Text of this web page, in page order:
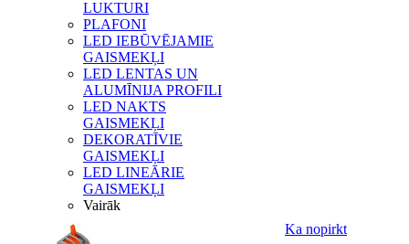
LUKTURI
PLAFONI
LED IEBŪVĒJAMIE
GAISMEKĻI
LED LENTAS UN
ALUMĪNIJA PROFILI
LED NAKTS
GAISMEKĻI
DEKORATĪVIE
GAISMEKĻI
LED LINEĀRIE
GAISMEKĻI
Vairāk
Ka nopirkt